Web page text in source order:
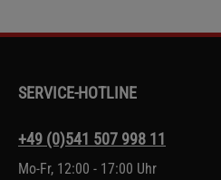
SERVICE-HOTLINE
+49 (0)541 507 998 11
Mo-Fr, 12:00 - 17:00 Uhr